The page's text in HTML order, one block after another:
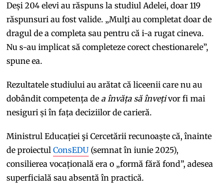
Deși 204 elevi au răspuns la studiul Adelei, doar 119
răspunsuri au fost valide. „Mulţi au completat doar de
dragul de a completa sau pentru că i-a rugat cineva.
Nu s-au implicat să completeze corect chestionarele”,
spune ea.
Rezultatele studiului au arătat că liceenii care nu au
dobândit competența de a învăța să învețivor fi mai
nesiguri și în fața deciziilor de carieră.
Ministrul Educației şi Cercetării recunoaște că, înainte
de proiectulConsEDU (semnat în iunie 2025),
consilierea vocațională era o „formă fără fond”, adesea
superficială sau absentă în practică.